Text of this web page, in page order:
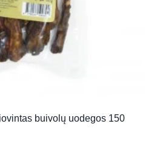
buivolų uodegos 150